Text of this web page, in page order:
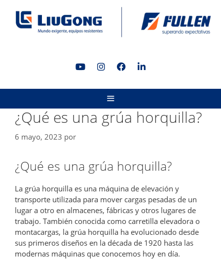
contenido
¿Qué es una grúa horquilla?
6 mayo, 2023 por
¿Qué es una grúa horquilla?
La grúa horquilla es una máquina de elevación y
transporte utilizada para mover cargas pesadas de un
lugar a otro en almacenes, fábricas y otros lugares de
trabajo. También conocida como carretilla elevadora o
montacargas, la grúa horquilla ha evolucionado desde
sus primeros diseños en la década de 1920 hasta las
modernas máquinas que conocemos hoy en día.